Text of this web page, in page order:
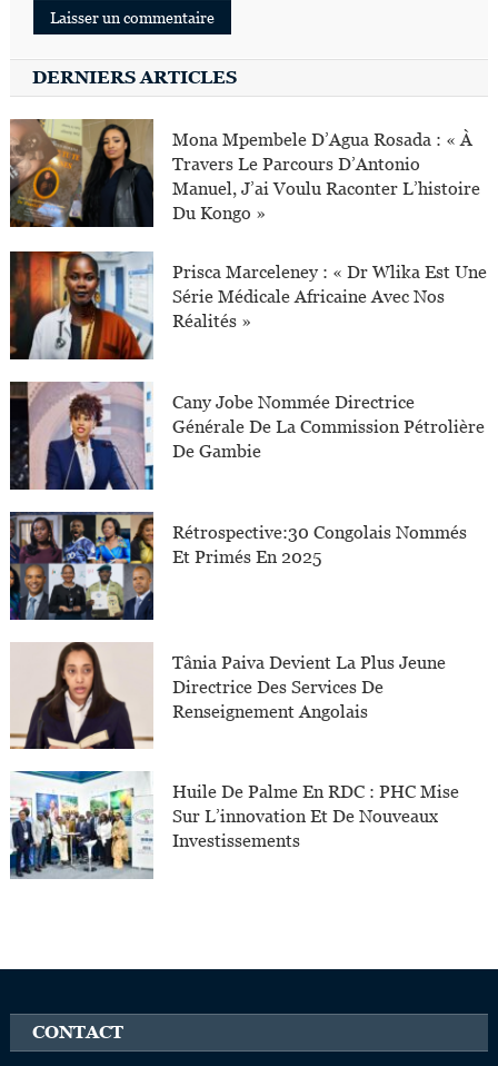
DERNIERS ARTICLES
Mona Mpembele D’Agua Rosada : « À
Travers Le Parcours D’Antonio
Manuel, J’ai Voulu Raconter L’histoire
Du Kongo »
Prisca Marceleney : « Dr Wlika Est Une
Série Médicale Africaine Avec Nos
Réalités »
Cany Jobe Nommée Directrice
Générale De La Commission Pétrolière
De Gambie
Rétrospective:30 Congolais Nommés
Et Primés En 2025
Tânia Paiva Devient La Plus Jeune
Directrice Des Services De
Renseignement Angolais
Huile De Palme En RDC : PHC Mise
Sur L’innovation Et De Nouveaux
Investissements
CONTACT